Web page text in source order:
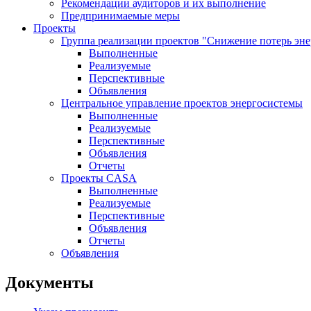
Рекомендации аудиторов и их выполнение
Предпринимаемые меры
Проекты
Группа реализации проектов "Снижение потерь
Выполненные
Реализуемые
Перспективные
Объявления
Центральное управление проектов энергосистемы
Выполненные
Реализуемые
Перспективные
Объявления
Отчеты
Проекты CASA
Выполненные
Реализуемые
Перспективные
Объявления
Отчеты
Объявления
Документы